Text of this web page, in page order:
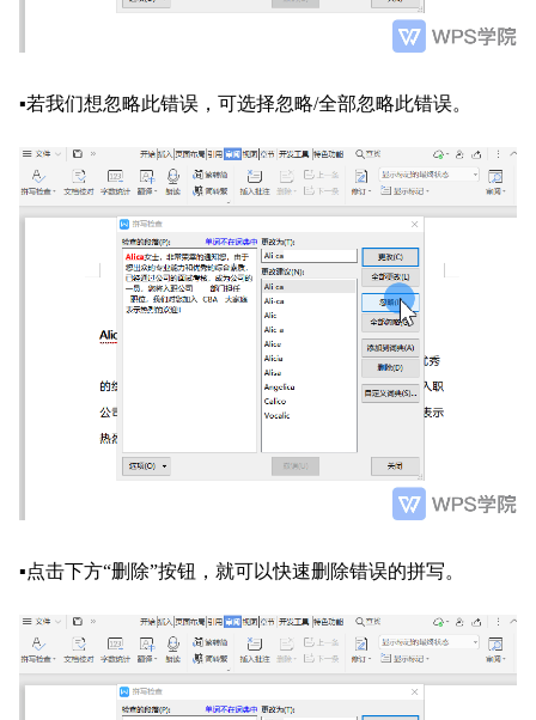
▪若我们想忽略此错误，可选择忽略/全部忽略此错误。
▪点击下方“删除”按钮，就可以快速删除错误的拼写。